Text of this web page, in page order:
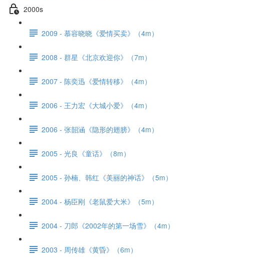
2000s
2009 - 慕容晓晓《爱情买卖》（4m）
2008 - 群星《北京欢迎你》（7m）
2007 - 陈奕迅《爱情转移》（4m）
2006 - 王力宏《大城小爱》（4m）
2006 - 张韶涵《隐形的翅膀》（4m）
2005 - 光良《童话》（8m）
2005 - 孙楠、韩红《美丽的神话》（5m）
2004 - 杨臣刚《老鼠爱大米》（5m）
2004 - 刀郎《2002年的第一场雪》（4m）
2003 - 周传雄《黄昏》（6m）